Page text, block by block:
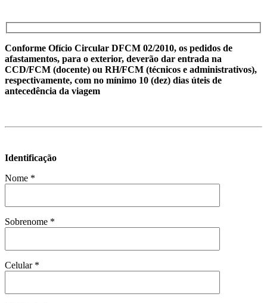
Conforme Ofício Circular DFCM 02/2010, os pedidos de
afastamentos, para o exterior, deverão dar entrada na
CCD/FCM (docente) ou RH/FCM (técnicos e administrativos),
respectivamente, com no mínimo 10 (dez) dias úteis de
antecedência da viagem
Identificação
Nome *
Sobrenome *
Celular *